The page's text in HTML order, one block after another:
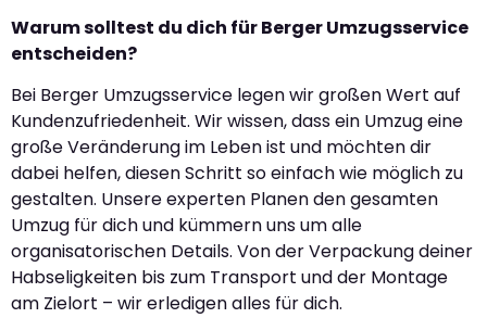
Warum solltest du dich für Berger Umzugsservice
entscheiden?
Bei Berger Umzugsservice legen wir großen Wert auf
Kundenzufriedenheit. Wir wissen, dass ein Umzug eine
große Veränderung im Leben ist und möchten dir
dabei helfen, diesen Schritt so einfach wie möglich zu
gestalten. Unsere experten Planen den gesamten
Umzug für dich und kümmern uns um alle
organisatorischen Details. Von der Verpackung deiner
Habseligkeiten bis zum Transport und der Montage
am Zielort – wir erledigen alles für dich.